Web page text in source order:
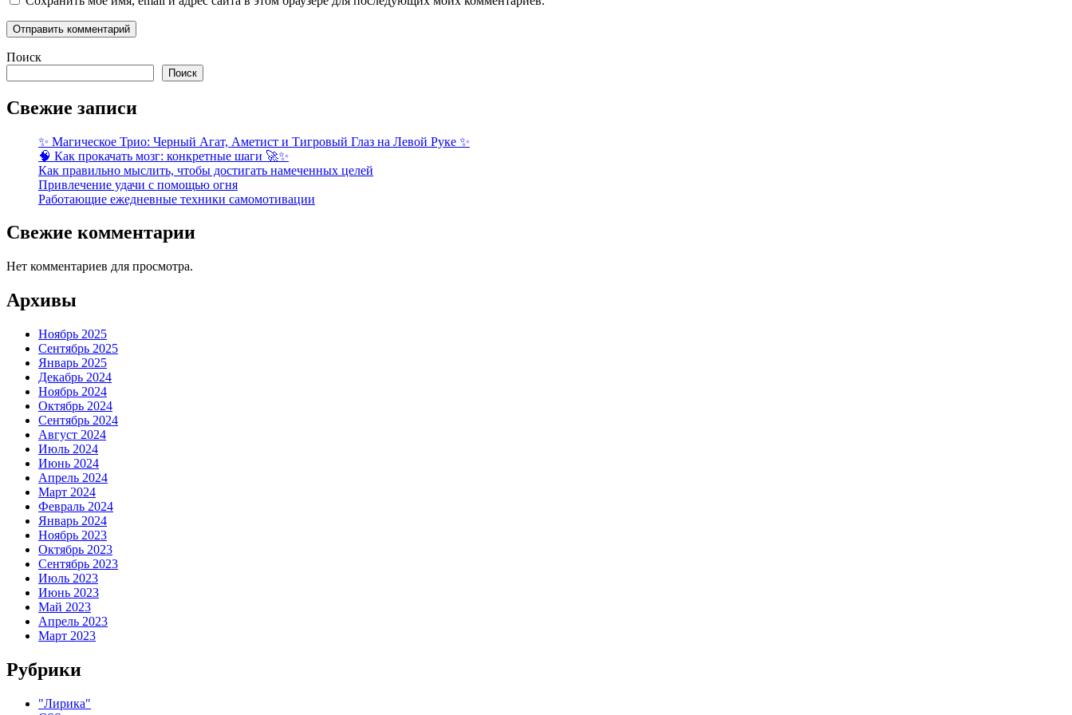
Поиск
Поиск
Свежие записи
✨ Магическое Трио: Черный Агат, Аметист и Тигровый Глаз на Левой Руке ✨
🧠 Как прокачать мозг: конкретные шаги 🚀✨
Как правильно мыслить, чтобы достигать намеченных целей
Привлечение удачи с помощью огня
Работающие ежедневные техники самомотивации
Свежие комментарии
Нет комментариев для просмотра.
Архивы
Ноябрь 2025
Сентябрь 2025
Январь 2025
Декабрь 2024
Ноябрь 2024
Октябрь 2024
Сентябрь 2024
Август 2024
Июль 2024
Июнь 2024
Апрель 2024
Март 2024
Февраль 2024
Январь 2024
Ноябрь 2023
Октябрь 2023
Сентябрь 2023
Июль 2023
Июнь 2023
Май 2023
Апрель 2023
Март 2023
Рубрики
"Лирика"